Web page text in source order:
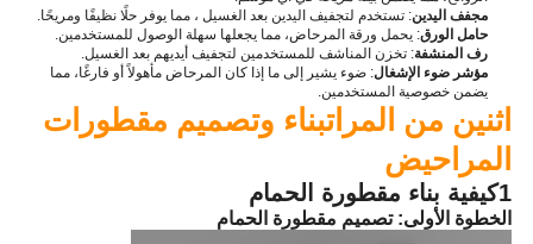
مجفف اليدين: تستخدم لتجفيف اليدين بعد الغسيل ، مما يوفر حلًا نظيفًا ومريحًا.
حامل الورق: يحمل ورقة المرحاض، مما يجعلها سهلة الوصول للمستخدمين.
رف المنشفة: تخزن المناشف للمستخدمين لتجفيف أيديهم بعد الغسيل.
مؤشر ضوء الإشغال: ضوء يشير إلى ما إذا كان المرحاض مأهولاً أو فارغًا، مما
يضمن خصوصية المستخدمين.
اثنين من المراتبناء وتصميم مقطورات
المراحيض
1كيفية بناء مقطورة الحمام
الخطوة الأولى: تصميم مقطورة الحمام